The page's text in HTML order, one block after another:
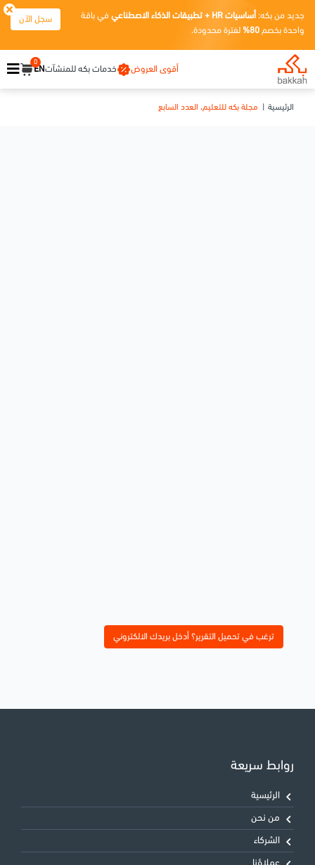
جديد من بكه: أساسيات HR + تطبيقات الذكاء الاصطناعي
في باقة
واحدة بخصم 80% لفترة محدودة.
سجل الآن
أقوى العروض خدمات بكه للمنشآتEN
0
الرئيسية مجلة بكه للتعليم، العدد السابع
ترغب في تحميل التقرير؟ أدخل بريدك الالكتروني
روابط سريعة
الرئيسية
من نحن
الشركاء